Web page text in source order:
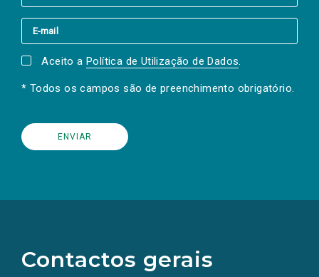
Aceito a Política de Utilização de Dados.
* Todos os campos são de preenchimento obrigatório.
Contactos gerais
redes
sociais